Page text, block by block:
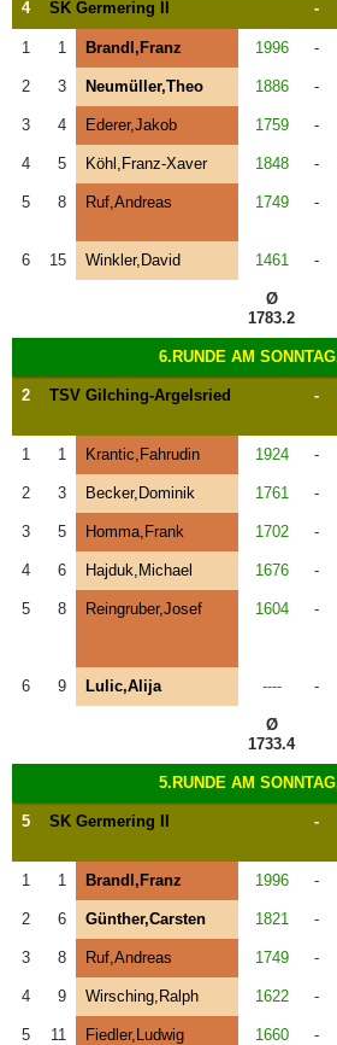
4 SK Germering II -
1 1 Brandl,Franz 1996 -
2 3 Neumüller,Theo 1886 -
3 4 Ederer,Jakob 1759 -
4 5 Köhl,Franz-Xaver 1848 -
5 8 Ruf,Andreas 1749 -
6 15 Winkler,David 1461 -
Ø
1783.2
6.RUNDE AM
2 TSV Gilching-Argelsried -
1 1 Krantic,Fahrudin 1924 -
2 3 Becker,Dominik 1761 -
3 5 Homma,Frank 1702 -
4 6 Hajduk,Michael 1676 -
5 8 Reingruber,Josef 1604 -
6 9 Lulic,Alija ---- -
Ø
1733.4
5.RUNDE AM
5 SK Germering II -
1 1 Brandl,Franz 1996 -
2 6 Günther,Carsten 1821 -
3 8 Ruf,Andreas 1749 -
4 9 Wirsching,Ralph 1622 -
5 11 Fiedler,Ludwig 1660 -